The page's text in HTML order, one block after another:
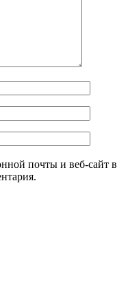
почты и веб-сайт в